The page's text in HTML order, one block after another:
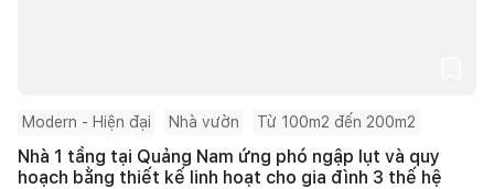
Modern - Hiện đại Nhà vườn Từ 100m2 đến 200m2
Nhà 1 tầng tại Quảng Nam ứng phó ngập lụt và quy
hoạch bằng thiết kế linh hoạt cho gia đình 3 thế hệ